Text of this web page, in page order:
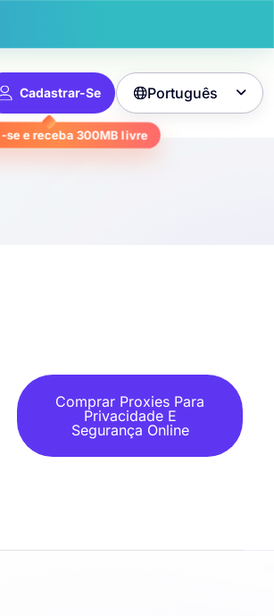
Cadastrar-Se
se e receba 300MB livre
Português 
Comprar Proxies Para
Privacidade E
Segurança Online